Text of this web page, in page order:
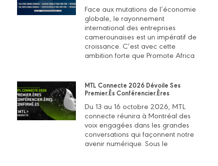
Face aux mutations de l’économie
globale, le rayonnement
international des entreprises
camerounaises est un impératif de
croissance. C’est avec cette
ambition forte que Promote Africa
MTL Connecte 2026 Dévoile Ses
Premier.ès Conférencier.ères
Du 13 au 16 octobre 2026, MTL
connecte réunira à Montréal des
voix engagées dans les grandes
conversations qui façonnent notre
avenir numérique. Sous le